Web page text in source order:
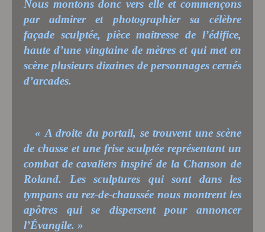
Nous montons donc vers elle et commençons
par admirer et photographier sa célèbre
façade sculptée, pièce maitresse de l’édifice,
haute d’une vingtaine de mètres et qui met en
scène plusieurs dizaines de personnages cernés
d’arcades.
« A droite du portail, se trouvent une scène
de chasse et une frise sculptée représentant un
combat de cavaliers inspiré de la Chanson de
Roland. Les sculptures qui sont dans les
tympans au rez-de-chaussée nous montrent les
apôtres qui se dispersent pour annoncer
l’Évangile. »